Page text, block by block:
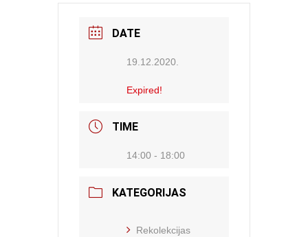
DATE
19.12.2020.
Expired!
TIME
14:00 - 18:00
KATEGORIJAS
Rekolekcijas